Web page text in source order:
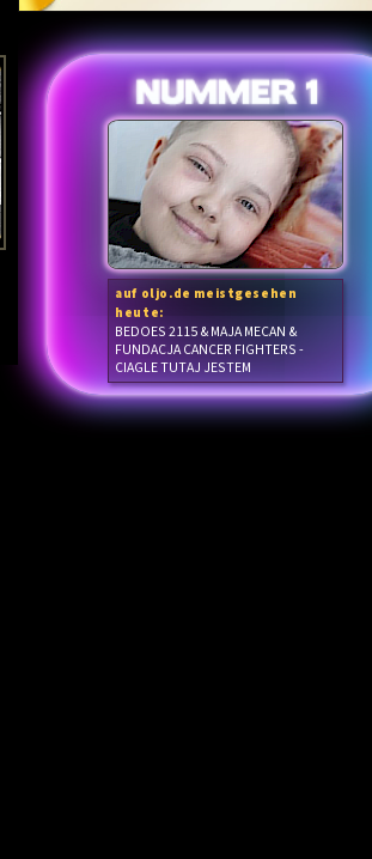
auf oljo.de meistgesehen
heute:
BEDOES 2115 & MAJA MECAN &
FUNDACJA CANCER FIGHTERS -
CIAGLE TUTAJ JESTEM